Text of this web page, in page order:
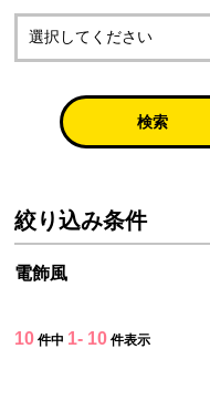
検索
絞り込み条件
電飾風
10 件中 1- 10 件表示